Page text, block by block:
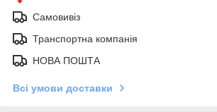
Самовивіз
Транспортна компанія
НОВА ПОШТА
Всі умови доставки